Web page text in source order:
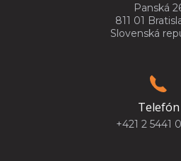
Panská
811 01
Slovenská
Telefón
+421 2 5441